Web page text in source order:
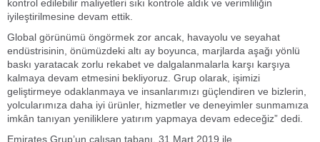
kontrol edilebilir maliyetleri sıkı kontrole aldık ve verimliliğin
iyileştirilmesine devam ettik.
Global görünümü öngörmek zor ancak, havayolu ve seyahat
endüstrisinin, önümüzdeki altı ay boyunca, marjlarda aşağı yönlü
baskı yaratacak zorlu rekabet ve dalgalanmalarla karşı karşıya
kalmaya devam etmesini bekliyoruz. Grup olarak, işimizi
geliştirmeye odaklanmaya ve insanlarımızı güçlendiren ve bizlerin,
yolcularımıza daha iyi ürünler, hizmetler ve deneyimler sunmamıza
imkân tanıyan yeniliklere yatırım yapmaya devam edeceğiz” dedi
Emirates Grup’un çalışan tabanı, 31 Mart 2019 ile